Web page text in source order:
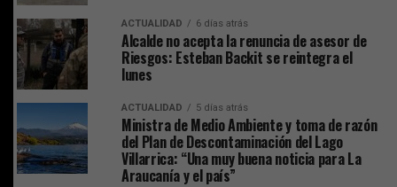
ACTUALIDAD 6 días atrás
Alcalde no acepta la renuncia de asesor de
Riesgos: Esteban Backit se reintegra el
lunes
ACTUALIDAD 5 días atrás
Ministra de Medio Ambiente y toma de razón
del Plan de Descontaminación del Lago
Villarrica: “Una muy buena noticia para La
Araucanía y el país”